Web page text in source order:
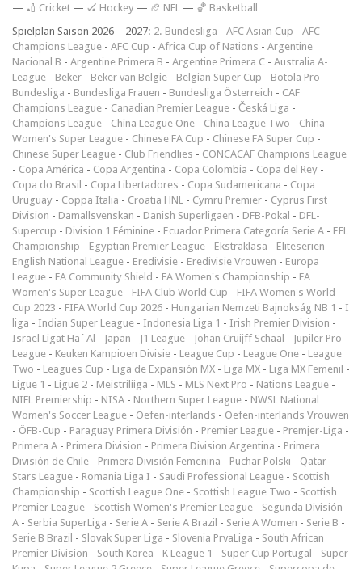
— 🏏 Cricket — 🏑 Hockey — 🏈 NFL — 🏀 Basketball
Spielplan Saison 2026 – 2027: 2. Bundesliga - AFC Asian Cup - AFC
Champions League - AFC Cup - Africa Cup of Nations - Argentine
Nacional B - Argentine Primera B - Argentine Primera C - Australia A-
League - Beker - Beker van België - Belgian Super Cup - Botola Pro -
Bundesliga - Bundesliga Frauen - Bundesliga Österreich - CAF
Champions League - Canadian Premier League - Česká Liga -
Champions League - China League One - China League Two - China
Women's Super League - Chinese FA Cup - Chinese FA Super Cup -
Chinese Super League - Club Friendlies - CONCACAF Champions League
- Copa América - Copa Argentina - Copa Colombia - Copa del Rey -
Copa do Brasil - Copa Libertadores - Copa Sudamericana - Copa
Uruguay - Coppa Italia - Croatia HNL - Cymru Premier - Cyprus First
Division - Damallsvenskan - Danish Superligaen - DFB-Pokal - DFL-
Supercup - Division 1 Féminine - Ecuador Primera Categoría Serie A - EFL
Championship - Egyptian Premier League - Ekstraklasa - Eliteserien -
English National League - Eredivisie - Eredivisie Vrouwen - Europa
League - FA Community Shield - FA Women's Championship - FA
Women's Super League - FIFA Club World Cup - FIFA Women's World
Cup 2023 - FIFA World Cup 2026 - Hungarian Nemzeti Bajnokság NB 1 - I
liga - Indian Super League - Indonesia Liga 1 - Irish Premier Division -
Israel Ligat Ha`Al - Japan - J1 League - Johan Cruijff Schaal - Jupiler Pro
League - Keuken Kampioen Divisie - League Cup - League One - League
Two - Leagues Cup - Liga de Expansión MX - Liga MX - Liga MX Femenil -
Ligue 1 - Ligue 2 - Meistriliiga - MLS - MLS Next Pro - Nations League -
NIFL Premiership - NISA - Northern Super League - NWSL National
Women's Soccer League - Oefen-interlands - Oefen-interlands Vrouwen
- ÖFB-Cup - Paraguay Primera División - Premier League - Premjer-Liga -
Primera A - Primera Division - Primera Division Argentina - Primera
División de Chile - Primera División Femenina - Puchar Polski - Qatar
Stars League - Romania Liga I - Saudi Professional League - Scottish
Championship - Scottish League One - Scottish League Two - Scottish
Premier League - Scottish Women's Premier League - Segunda División
A - Serbia SuperLiga - Serie A - Serie A Brazil - Serie A Women - Serie B -
Serie B Brazil - Slovak Super Liga - Slovenia PrvaLiga - South African
Premier Division - South Korea - K League 1 - Super Cup Portugal - Süper